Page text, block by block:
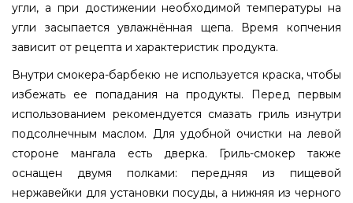
угли, а при достижении необходимой температуры на
угли засыпается увлажнённая щепа. Время копчения
зависит от рецепта и характеристик продукта.
Внутри смокера-барбекю не используется краска, чтобы
избежать ее попадания на продукты. Перед первым
использованием рекомендуется смазать гриль изнутри
подсолнечным маслом. Для удобной очистки на левой
стороне мангала есть дверка. Гриль-смокер также
оснащен двумя полками: передняя из пищевой
нержавейки для установки посуды, а нижняя из черного